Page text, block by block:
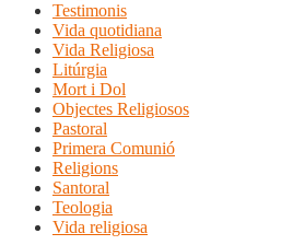
Testimonis
Vida quotidiana
Vida Religiosa
Litúrgia
Mort i Dol
Objectes Religiosos
Pastoral
Primera Comunió
Religions
Santoral
Teologia
Vida religiosa